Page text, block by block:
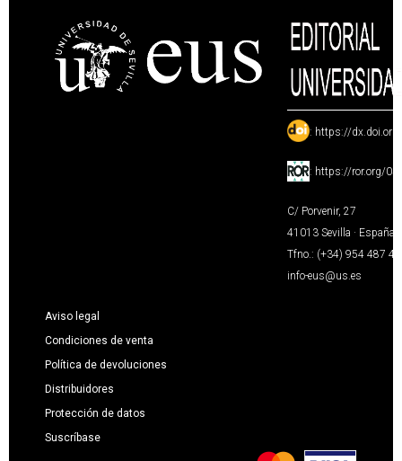
: https://
: https://ror.org/
C/ Porvenir, 27
41013 Sevilla · España
Tfno.: (+34) 954 487
info-eus@us.es
Aviso legal
Condiciones de venta
Política de devoluciones
Distribuidores
Protección de datos
Suscríbase